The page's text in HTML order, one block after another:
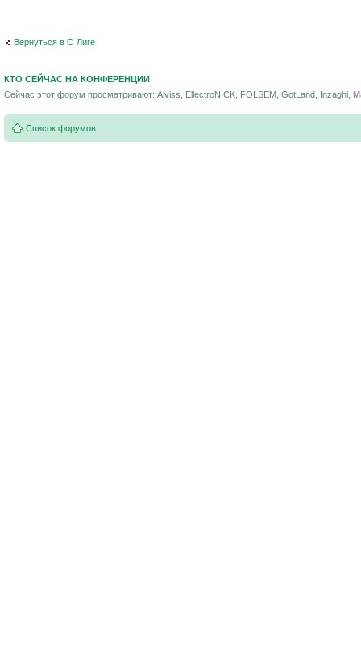
Вернуться в О Лиге
КТО СЕЙЧАС НА КОНФЕРЕНЦИИ
Сейчас этот форум просматривают: Alviss, EllectroNICK, FOLSEM, GotLand, Inzaghi,
Список форумов